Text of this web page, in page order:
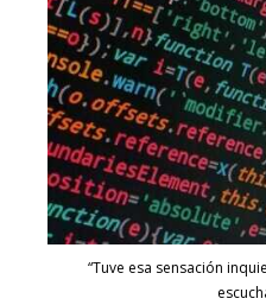
“Tuve esa sensación